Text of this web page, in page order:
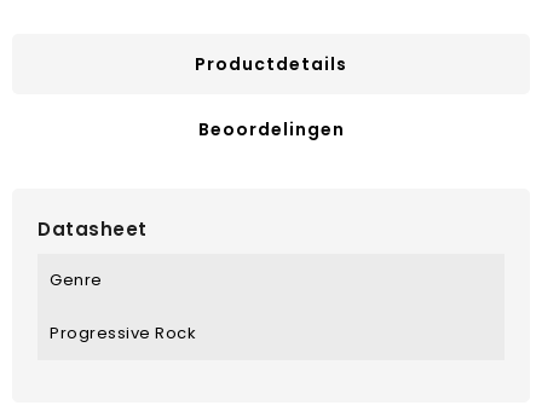
Productdetails
Beoordelingen
Datasheet
Genre
Progressive Rock